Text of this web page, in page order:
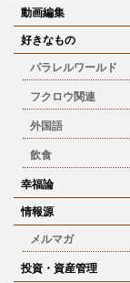
動画編集
好きなもの
パラレルワールド
フクロウ関連
外国語
飲食
幸福論
情報源
メルマガ
投資・資産管理